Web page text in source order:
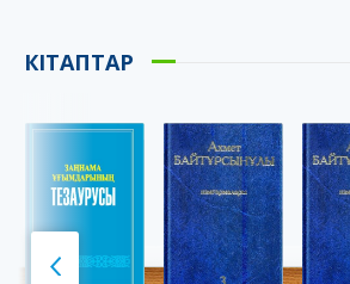
КІТАПТАР